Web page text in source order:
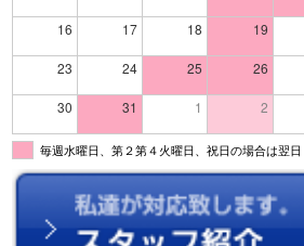
16 17 18 19
23 24 25 26
30 31 1 2
毎週水曜日、第２第４火曜日、祝日の場合は翌日